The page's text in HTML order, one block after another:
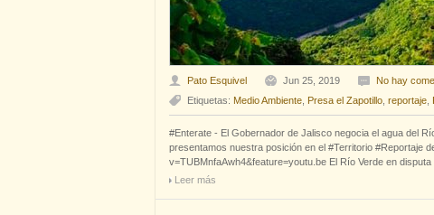
Pato Esquivel Jun 25, 2019
No hay
Etiquetas: Medio Ambiente Presa el Zapotillo reportaje
#Enterate - El Gobernador de Jalisco negocia el agua del
presentamos nuestra posición en el #Territorio #Reportaje
v=TUBMnfaAwh4&feature=youtu.be El Río Verde en disputa
Leer más